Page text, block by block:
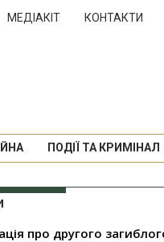
МЕДІАКІТ КОНТАКТИ
ПОДІЇ ТА КРИМІНАЛ
про другого